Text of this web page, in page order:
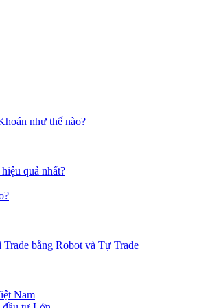
như thế nào?
quả nhất?
bằng Robot và Tự Trade
Nam